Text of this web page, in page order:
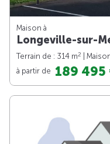
Maison à
Longeville-sur-
Terrain de : 314 m2 |
à partir de 189 495